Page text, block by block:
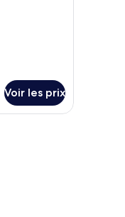
Voir les prix